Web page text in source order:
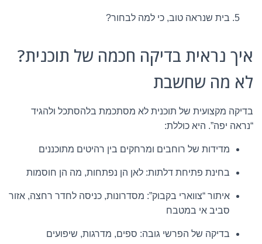
בית שנראה טוב, כי למה לבחור?
איך נראית בדיקה חכמה של תוכנית?
לא מה שחשבת
בדיקה מקצועית של תוכנית לא מסתכמת בלהסתכל ולהגיד
“נראה יפה”. היא כוללת:
מדידות של רוחבים ומרחקים בין רהיטים מתוכננים
בחינת פתיחת דלתות: לאן הן נפתחות, מה הן חוסמות
איתור “צווארי בקבוק”: מסדרונות, כניסה לחדר רחצה, אזור
סביב אי במטבח
בדיקה של הפרשי גובה: ספים, מדרגות, שיפועים